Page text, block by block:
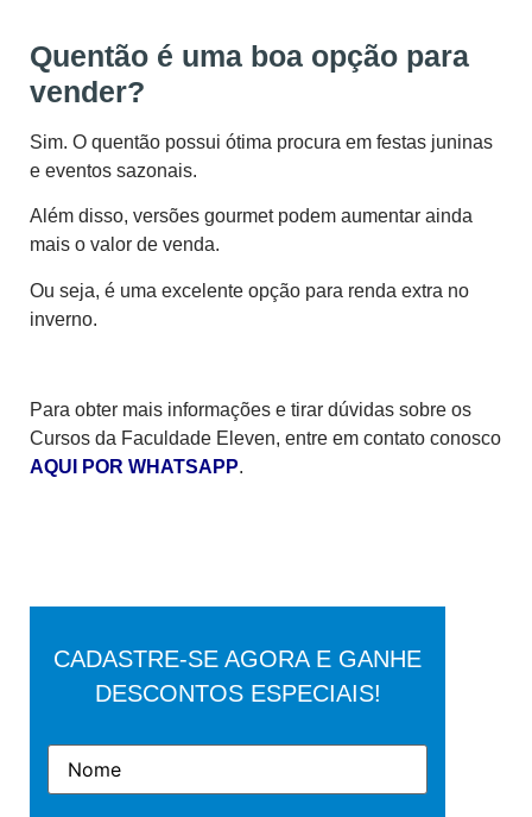
Quentão é uma boa opção para
vender?
Sim. O quentão possui ótima procura em festas juninas
e eventos sazonais.
Além disso, versões gourmet podem aumentar ainda
mais o valor de venda.
Ou seja, é uma excelente opção para renda extra no
inverno.
Para obter mais informações e tirar dúvidas sobre os
Cursos da Faculdade Eleven, entre em contato conosco
AQUI POR WHATSAPP.
CADASTRE-SE AGORA E GANHE
DESCONTOS ESPECIAIS!